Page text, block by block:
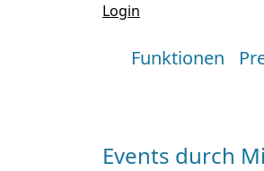
Login
Funktionen
Events durch